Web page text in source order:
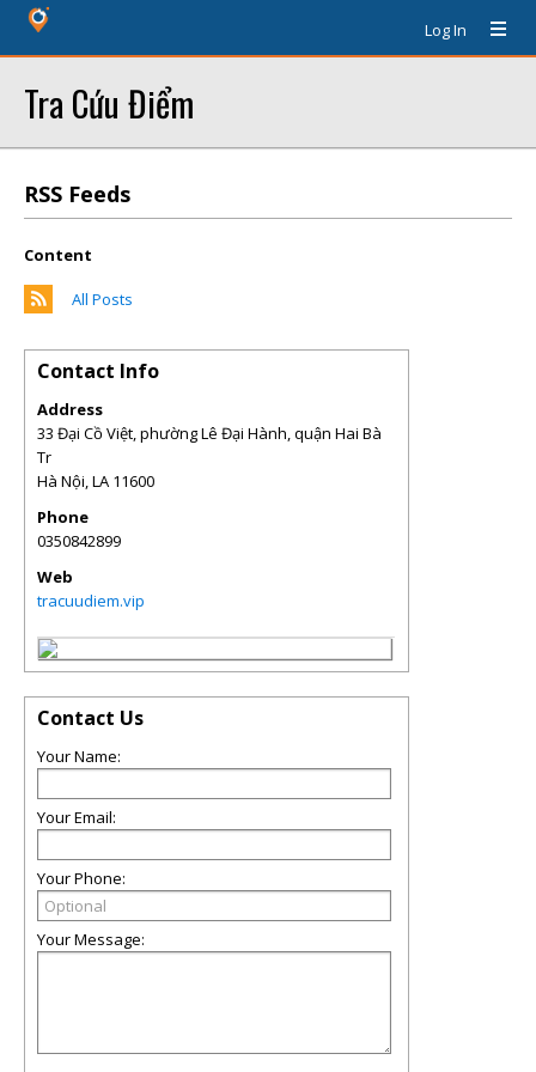
Log In
Tra Cứu Điểm
RSS Feeds
Content
All Posts
Contact Info
Address
33 Đại Cồ Việt, phường Lê Đại Hành, quận Hai Bà
Tr
Hà Nội,LA 11600
Phone
0350842899
Web
tracuudiem.vip
Contact Us
Your Name:
Your Email:
Your Phone:
Your Message: